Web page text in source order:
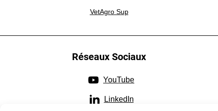
VetAgro Sup
Réseaux Sociaux
YouTube
LinkedIn